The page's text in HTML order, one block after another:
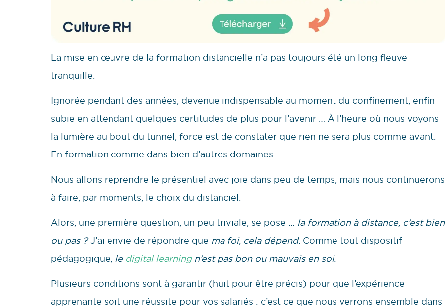
La mise en œuvre de la formation distancielle n’a pas toujours été un long fleuve
tranquille.
Ignorée pendant des années, devenue indispensable au moment du confinement, enfin
subie en attendant quelques certitudes de plus pour l’avenir … À l’heure où nous voyons
la lumière au bout du tunnel, force est de constater que rien ne sera plus comme avant.
En formation comme dans bien d’autres domaines.
Nous allons reprendre le présentiel avec joie dans peu de temps, mais nous continuerons
à faire, par moments, le choix du distanciel.
Alors, une première question, un peu triviale, se pose … la formation à distance, c’est bien
ou pas ?J’ai envie de répondre que ma foi, cela dépend. Comme tout dispositif
pédagogique, le digital learning n’est pas bon ou mauvais en soi.
Plusieurs conditions sont à garantir (huit pour être précis) pour que l’expérience
apprenante soit une réussite pour vos salariés : c’est ce que nous verrons ensemble dans